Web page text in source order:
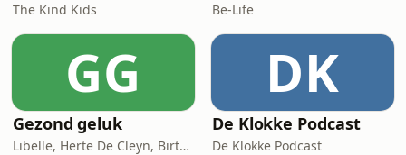
The Kind Kids Be-Life
GG
Gezond geluk
Libelle, Herte De Cleyn, Birte Govarts
DK
De Klokke Podcast
De Klokke Podcast